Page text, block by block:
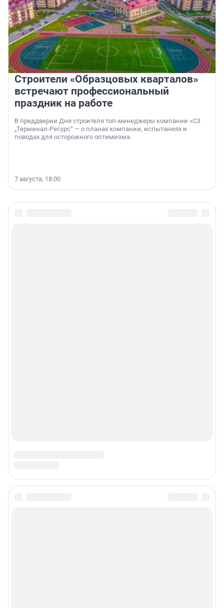
Строители «Образцовых кварталов»
встречают профессиональный
праздник на работе
В преддверии Дня строителя топ-менеджеры компании «СЗ
„Терминал-Ресурс“ — о планах компании, испытаниях и
поводах для осторожного оптимизма.
7 августа, 18:00